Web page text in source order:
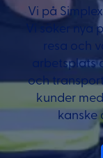
Vi på
Vi söker nya
resa och
arbetsplats
och
kunder
kanske